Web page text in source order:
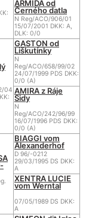
ARMIDA od
Černého datla
N Reg/ACO/906/01
15/07/2001 DKK: A,
DLK: 0/0
04
GASTON od
Liškutínky
N
Reg/ACO/658/99/02
24/07/1999 PDS DKK:
0/0 (A)
AMIRA z Ráje
Sidy
N
Reg/ACO/242/96/99
16/07/1996 PDS DKK:
0/0 (A)
BIAGGI vom
Alexanderhof
D 96/-0212
29/03/1995 DS DKK:
A
XENTRA LUCIE
vom Werntal
07/05/1989 DS DKK:
A